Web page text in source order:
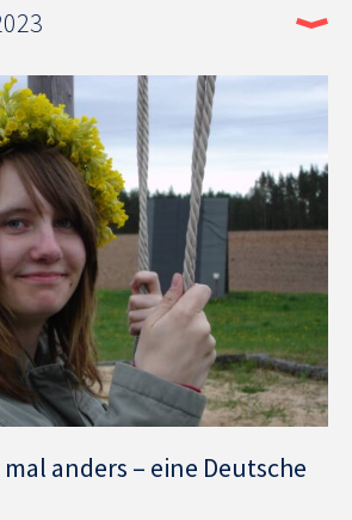
anders – eine Deutsche